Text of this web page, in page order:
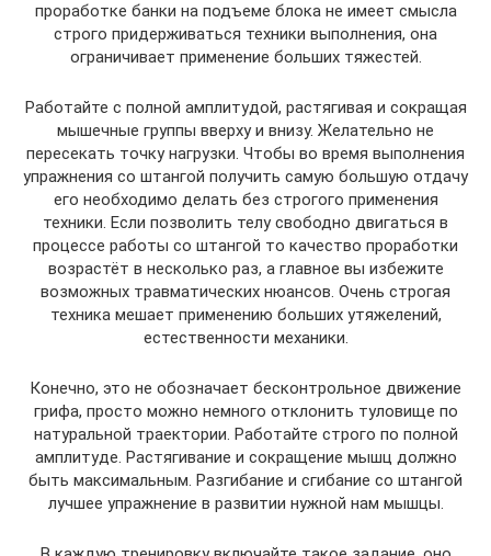
проработке банки на подъеме блока не имеет смысла
строго придерживаться техники выполнения, она
ограничивает применение больших тяжестей.
Работайте с полной амплитудой, растягивая и сокращая
мышечные группы вверху и внизу. Желательно не
пересекать точку нагрузки. Чтобы во время выполнения
упражнения со штангой получить самую большую отдачу
его необходимо делать без строгого применения
техники. Если позволить телу свободно двигаться в
процессе работы со штангой то качество проработки
возрастёт в несколько раз, а главное вы избежите
возможных травматических нюансов. Очень строгая
техника мешает применению больших утяжелений,
естественности механики.
Конечно, это не обозначает бесконтрольное движение
грифа, просто можно немного отклонить туловище по
натуральной траектории. Работайте строго по полной
амплитуде. Растягивание и сокращение мышц должно
быть максимальным. Разгибание и сгибание со штангой
лучшее упражнение в развитии нужной нам мышцы.